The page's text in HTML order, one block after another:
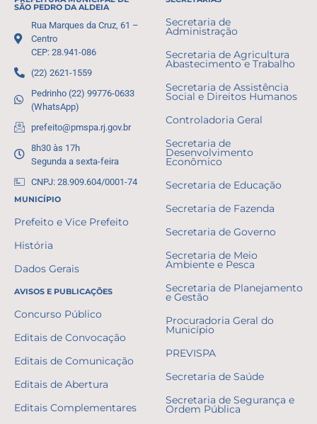
SÃO PEDRO DA ALDEIA
Rua Marques da Cruz, 61 –
Centro
CEP: 28.941-086
(22) 2621-1559
Pedrinho (22) 99776-0633
(WhatsApp)
prefeito@pmspa.rj.gov.br
8h30 às 17h
Segunda a sexta-feira
CNPJ: 28.909.604/0001-74
MUNICÍPIO
Prefeito e Vice Prefeito
História
Dados Gerais
AVISOS E PUBLICAÇÕES
Concurso Público
Editais de Convocação
Editais de Comunicação
Editais de Abertura
Editais Complementares
Secretaria de
Administração
Secretaria de Agricultura
Abastecimento e Trabalho
Secretaria de Assistência
Social e Direitos Humanos
Controladoria Geral
Secretaria de
Desenvolvimento
Econômico
Secretaria de Educação
Secretaria de Fazenda
Secretaria de Governo
Secretaria de Meio
Ambiente e Pesca
Secretaria de Planejamento
e Gestão
Procuradoria Geral do
Município
PREVISPA
Secretaria de Saúde
Secretaria de Segurança e
Ordem Pública